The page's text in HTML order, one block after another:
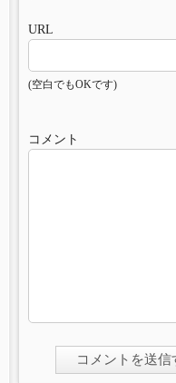
URL
(空白でもOKです)
コメント